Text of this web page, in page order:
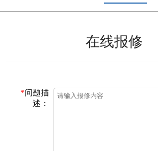
在线报修
*问题描
述：